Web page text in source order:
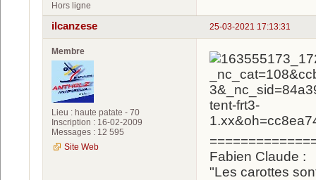
Hors ligne
25-03-2021 17:13:31
ilcanzese
Membre
Lieu : haute patate - 70
Inscription : 16-02-2009
Messages : 12 595
Site Web
Fabien Claude :
"Les carottes